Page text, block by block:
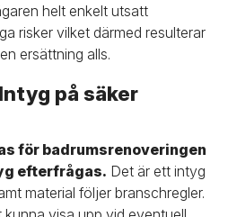
helt enkelt utsatt
risker vilket därmed resulterar
ersättning alls.
på säker
för badrumsrenoveringen
efterfrågas. Det är ett intyg
material följer branschregler.